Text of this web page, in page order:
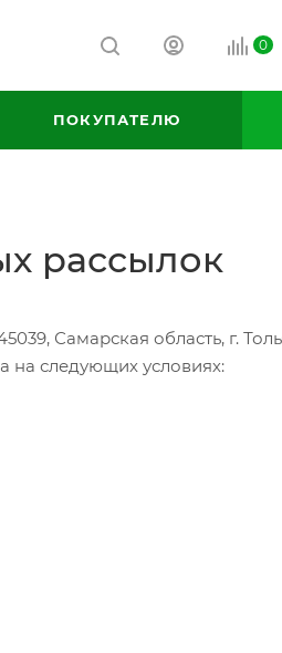
0
ПОКУПАТЕЛЮ
рассылок
Самарская область, г.
на следующих условиях: